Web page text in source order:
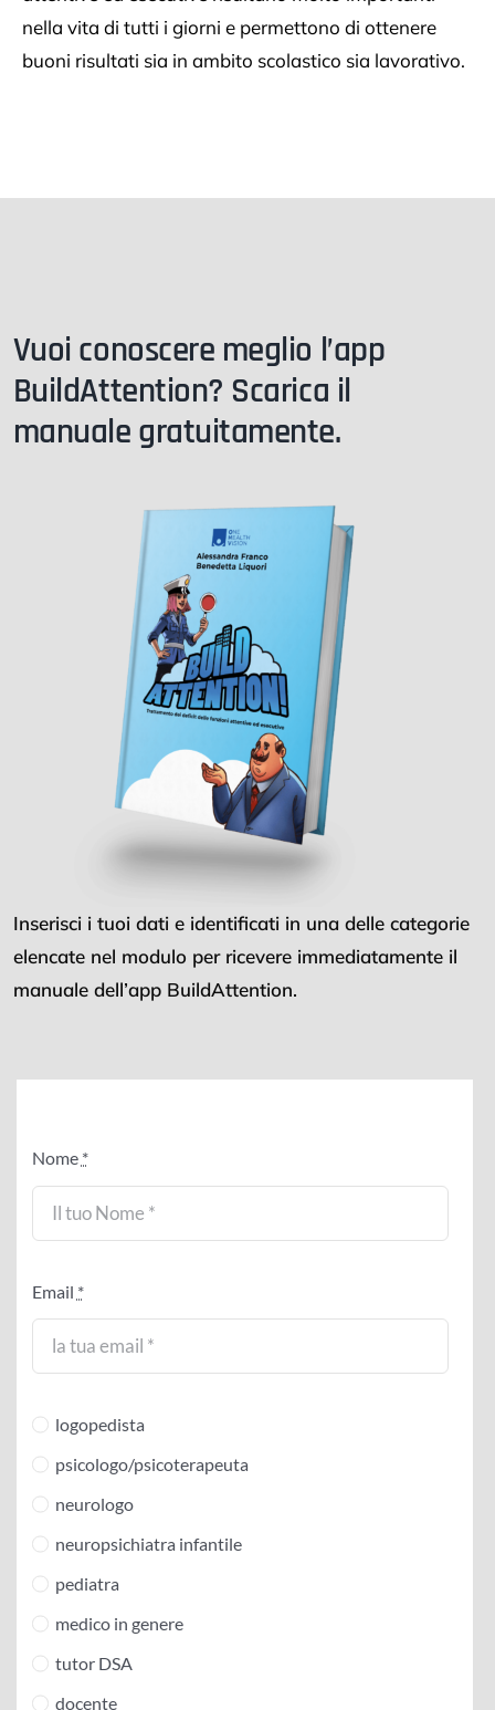
nella vita di tutti i giorni e permettono di ottenere
buoni risultati sia in ambito scolastico sia lavorativo.
Vuoi conoscere meglio l’app
BuildAttention? Scarica il
manuale gratuitamente.
Inserisci i tuoi dati e identificati in una delle categorie
elencate nel modulo per ricevere immediatamente il
manuale dell’app BuildAttention.
Nome *
Email *
logopedista
psicologo/psicoterapeuta
neurologo
neuropsichiatra infantile
pediatra
medico in genere
tutor DSA
docente